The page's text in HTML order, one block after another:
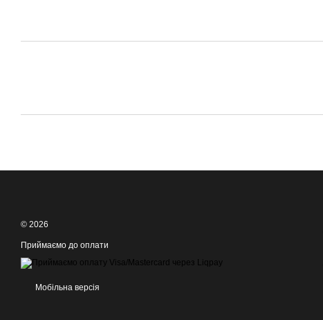
© 2026
Приймаємо до оплати
Мобільна версія